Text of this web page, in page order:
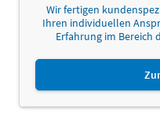
Wir fertigen
Ihren individuellen
Erfahrung im Bereich